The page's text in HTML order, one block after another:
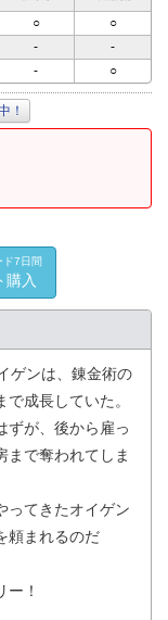
○
○
-
-
- ○
！
ド7日間
購入
ゲンは、錬金術の
成長していた。
ずが、後から雇っ
まで奪われてしま
ってきたオイゲン
頼まれるのだ
！